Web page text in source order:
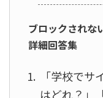
ブロックされな
詳細回答集
「学校で
はどれ？」